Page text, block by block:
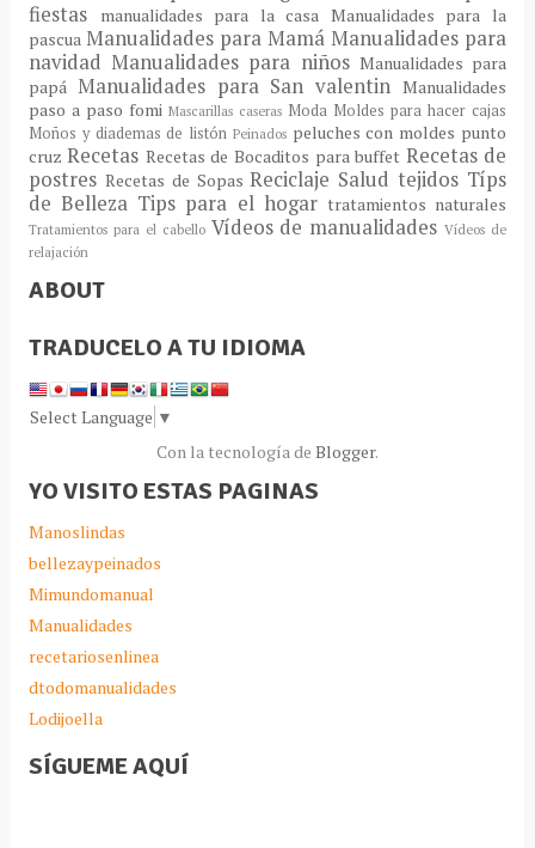
fiestas
manualidades para la casa Manualidades para la
pascua Manualidades para MamáManualidades para
navidadManualidades para niños Manualidades para
papá Manualidades para San valentinManualidades
paso a paso fomi Mascarillas caseras Moda Moldes para hacer cajas
Moños y diademas de listón Peinados peluches con moldes punto
cruzRecetas Recetas de Bocaditos para buffet Recetas de
postres Recetas de SopasReciclaje Saludtejidos Típs
de Belleza Tips para el hogar tratamientos naturales
Tratamientos para el cabello Vídeos de manualidadesVídeos de
relajación
ABOUT
TRADUCELO A TU IDIOMA
Select Language ▼
Con la tecnología de Blogger.
YO VISITO ESTAS PAGINAS
Manoslindas
bellezaypeinados
Mimundomanual
Manualidades
recetariosenlinea
dtodomanualidades
Lodijoella
SÍGUEME AQUÍ